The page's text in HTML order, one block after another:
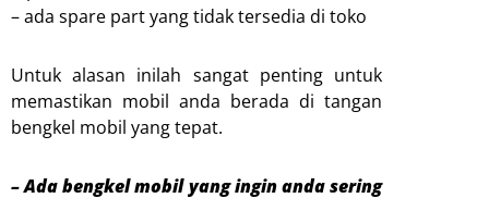
– ada spare part yang tidak tersedia di toko
Untuk alasan inilah sangat penting untuk
memastikan mobil anda berada di tangan
bengkel mobil yang tepat.
– Ada bengkel mobil yang ingin anda sering